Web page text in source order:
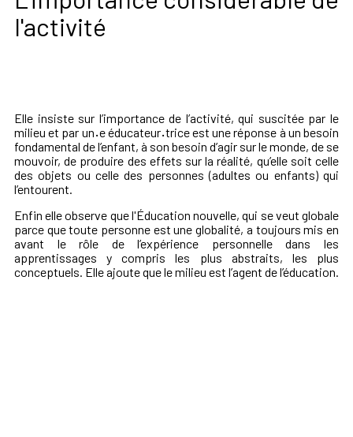
l'activité
Elle insiste sur l’importance de l’activité, qui suscitée par le
milieu et par un·e éducateur·trice est une réponse à un besoin
fondamental de l’enfant, à son besoin d’agir sur le monde, de se
mouvoir, de produire des effets sur la réalité, qu’elle soit celle
des objets ou celle des personnes (adultes ou enfants) qui
l’entourent.
Enfin elle observe que l'Éducation nouvelle, qui se veut globale
parce que toute personne est une globalité, a toujours mis en
avant le rôle de l’expérience personnelle dans les
apprentissages y compris les plus abstraits, les plus
conceptuels. Elle ajoute que le milieu est l’agent de l’éducation.